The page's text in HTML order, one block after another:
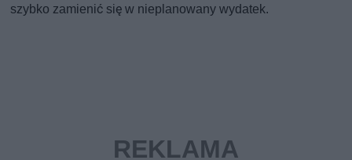
szybko zamienić się w nieplanowany wydatek.